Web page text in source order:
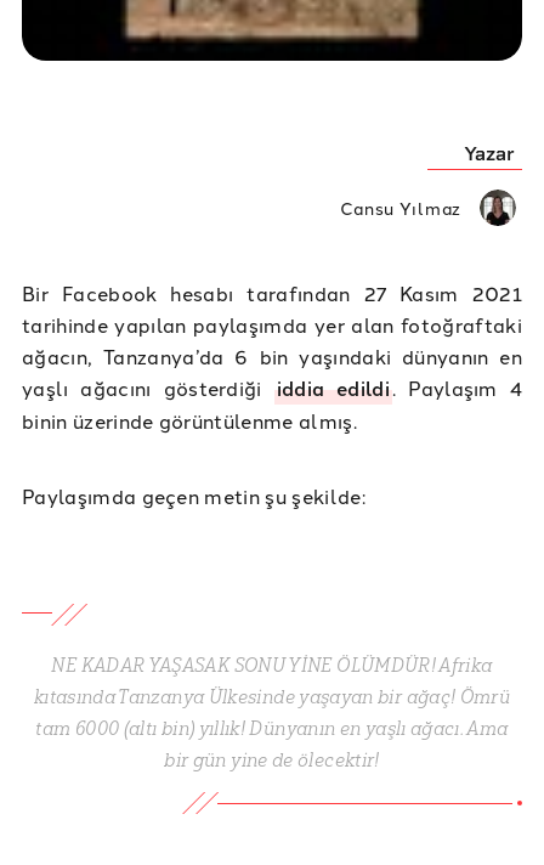
Yazar
Cansu Yılmaz
Bir Facebook hesabı tarafından 27 Kasım 2021
tarihinde yapılan paylaşımda yer alan fotoğraftaki
ağacın, Tanzanya’da 6 bin yaşındaki dünyanın en
yaşlı ağacını gösterdiği iddia edildi. Paylaşım 4
binin üzerinde görüntülenme almış.
Paylaşımda geçen metin şu şekilde:
NE KADAR YAŞASAK SONU YİNE ÖLÜMDÜR! Afrika
kıtasında Tanzanya Ülkesinde yaşayan bir ağaç! Ömrü
tam 6000 (altı bin) yıllık! Dünyanın en yaşlı ağacı. Ama
bir gün yine de ölecektir!